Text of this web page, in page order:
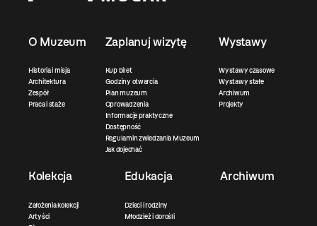
O Muzeum
Historia i misja
Architektura
Zespół
Praca i staże
Zaplanuj wizytę
Kup bilet
Godziny otwarcia
Plan muzeum
Oprowadzenia
Informacje praktyczne
Dostępność
Regulamin zwiedzania Muzeum
Jak dojechać
Wystawy
Wystawy czasowe
Wystawy stałe
Archiwum
Projekty
Kolekcja
Założenia kolekcji
Artyści
Edukacja
Dzieci i rodziny
Młodzież i dorośli
Archiwum